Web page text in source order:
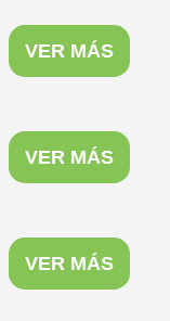
VER MÁS
VER MÁS
VER MÁS